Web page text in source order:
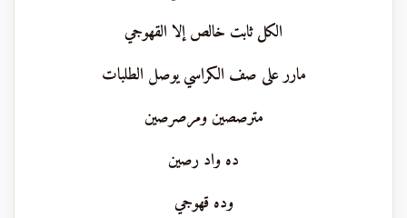
الكل ثابت خالص إلا القهوجي
مارر على صف الكراسي يوصل الطلبات
مترصصين ومرصرصين
ده واد رصين
وده قهوجي